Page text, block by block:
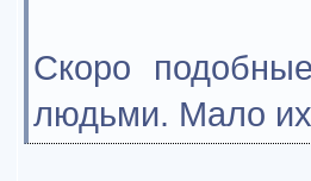
Скоро
людьми. Мало